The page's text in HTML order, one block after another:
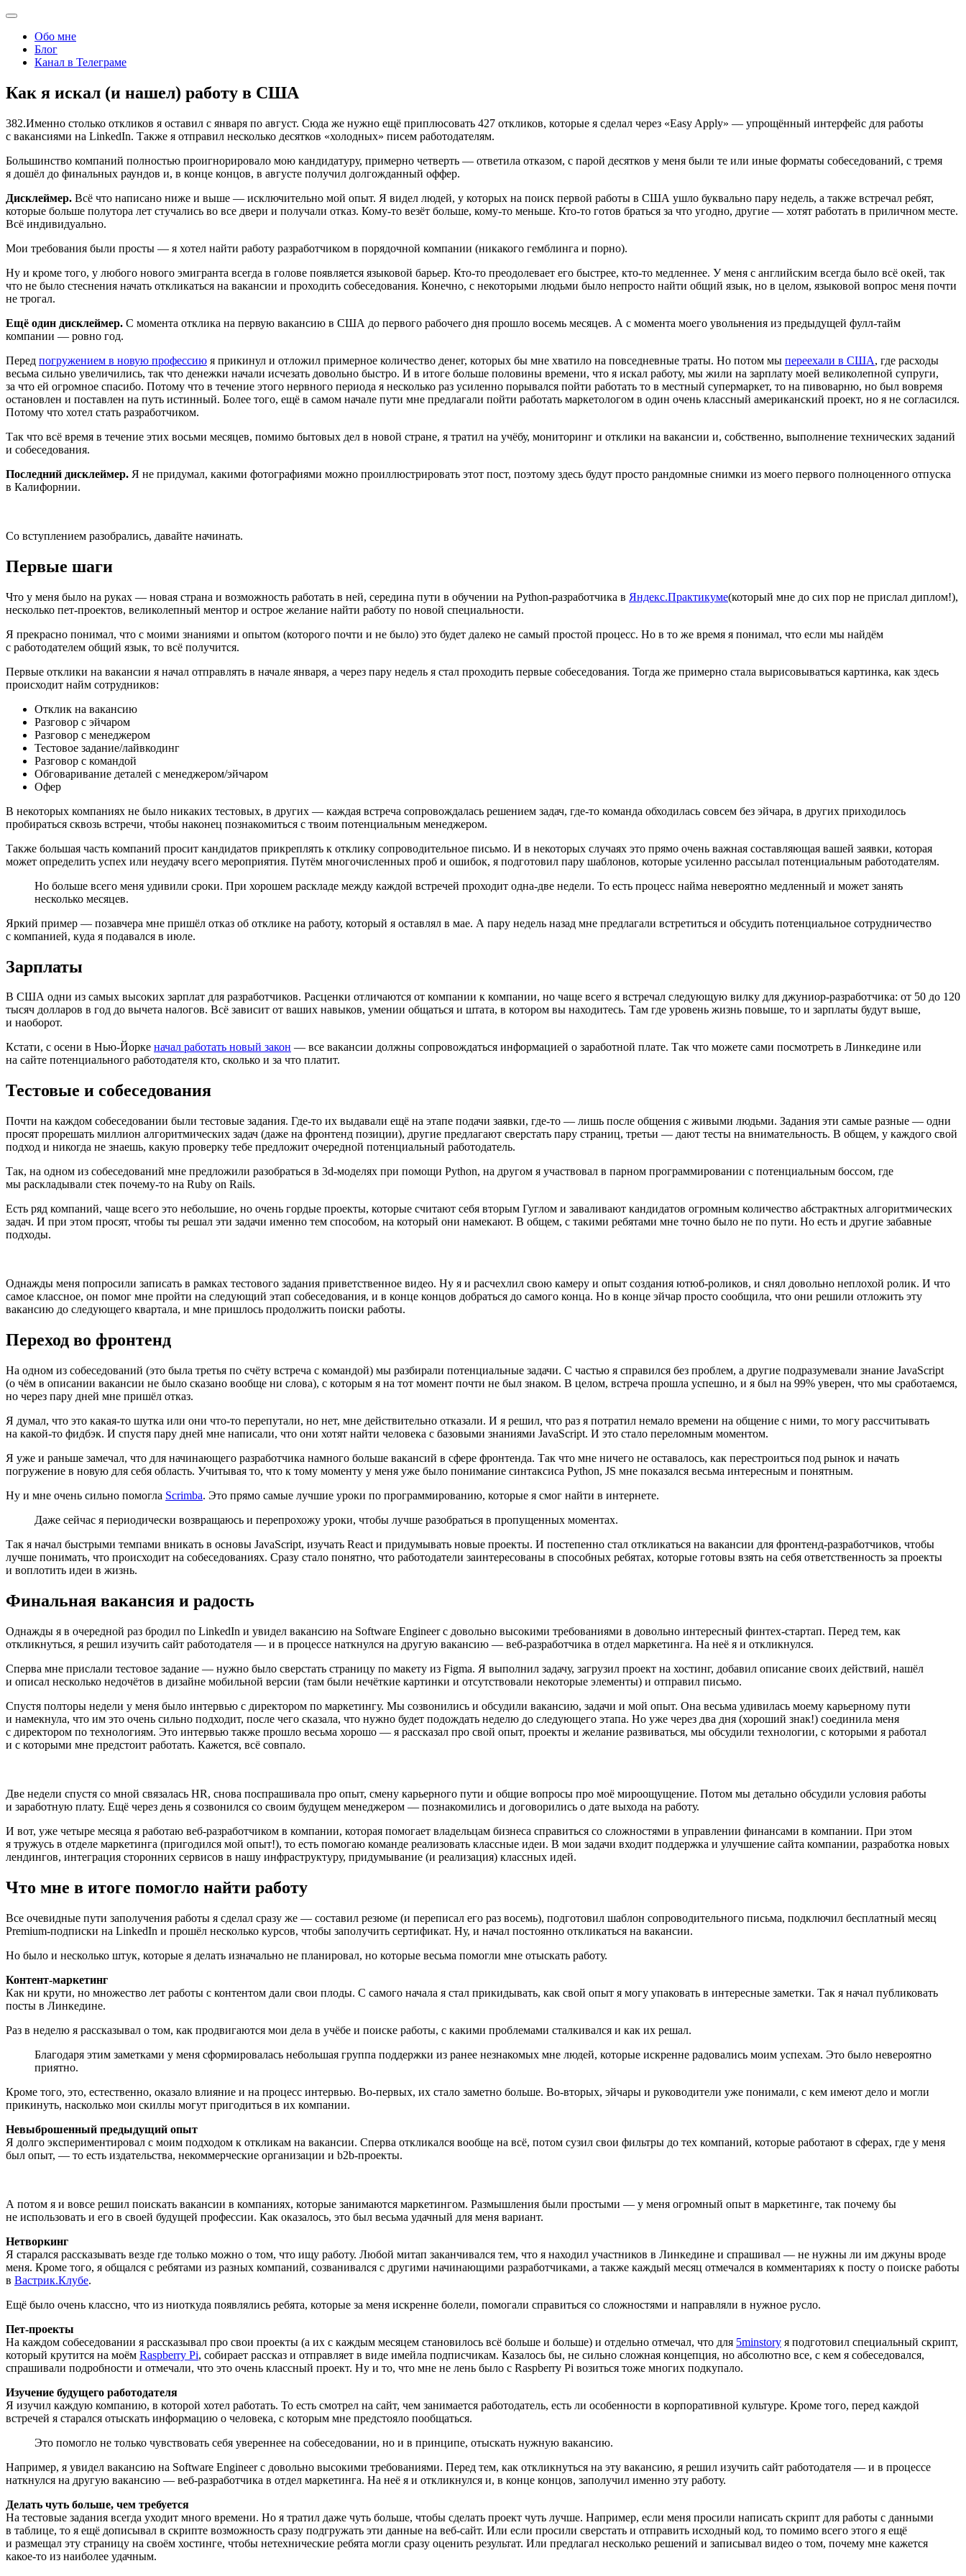
Обо мне
Блог
Канал в Телеграме
Как я искал (и нашел) работу в США
382.Именно столько откликов я оставил с января по август. Сюда же нужно ещё приплюсовать 427 откликов, которые я сделал через «Easy Apply» — упрощённый интерфейс для работы
с вакансиями на LinkedIn. Также я отправил несколько десятков «холодных» писем работодателям.
Большинство компаний полностью проигнорировало мою кандидатуру, примерно четверть — ответила отказом, с парой десятков у меня были те или иные форматы собеседований, с тремя
я дошёл до финальных раундов и, в конце концов, в августе получил долгожданный оффер.
Дисклеймер. Всё что написано ниже и выше — исключительно мой опыт. Я видел людей, у которых на поиск первой работы в США ушло буквально пару недель, а также встречал ребят,
которые больше полутора лет стучались во все двери и получали отказ. Кому-то везёт больше, кому-то меньше. Кто-то готов браться за что угодно, другие — хотят работать в приличном месте.
Всё индивидуально.
Мои требования были просты — я хотел найти работу разработчиком в порядочной компании (никакого гемблинга и порно).
Ну и кроме того, у любого нового эмигранта всегда в голове появляется языковой барьер. Кто-то преодолевает его быстрее, кто-то медленнее. У меня с английским всегда было всё окей, так
что не было стеснения начать откликаться на вакансии и проходить собеседования. Конечно, с некоторыми людьми было непросто найти общий язык, но в целом, языковой вопрос меня почти
не трогал.
Ещё один дисклеймер. С момента отклика на первую вакансию в США до первого рабочего дня прошло восемь месяцев. А с момента моего увольнения из предыдущей фулл-тайм
компании — ровно год.
Перед погружением в новую профессию я прикинул и отложил примерное количество денег, которых бы мне хватило на повседневные траты. Но потом мы переехали в США, где расходы
весьма сильно увеличились, так что денежки начали исчезать довольно быстро. И в итоге больше половины времени, что я искал работу, мы жили на зарплату моей великолепной супруги,
за что ей огромное спасибо. Потому что в течение этого нервного периода я несколько раз усиленно порывался пойти работать то в местный супермаркет, то на пивоварню, но был вовремя
остановлен и поставлен на путь истинный. Более того, ещё в самом начале пути мне предлагали пойти работать маркетологом в один очень классный американский проект, но я не согласился.
Потому что хотел стать разработчиком.
Так что всё время в течение этих восьми месяцев, помимо бытовых дел в новой стране, я тратил на учёбу, мониторинг и отклики на вакансии и, собственно, выполнение технических заданий
и собеседования.
Последний дисклеймер. Я не придумал, какими фотографиями можно проиллюстрировать этот пост, поэтому здесь будут просто рандомные снимки из моего первого полноценного отпуска
в Калифорнии.
Со вступлением разобрались, давайте начинать.
Первые шаги
Что у меня было на руках — новая страна и возможность работать в ней, середина пути в обучении на Python-разработчика в Яндекс.Практикуме(который мне до сих пор не прислал диплом!),
несколько пет-проектов, великолепный ментор и острое желание найти работу по новой специальности.
Я прекрасно понимал, что с моими знаниями и опытом (которого почти и не было) это будет далеко не самый простой процесс. Но в то же время я понимал, что если мы найдём
с работодателем общий язык, то всё получится.
Первые отклики на вакансии я начал отправлять в начале января, а через пару недель я стал проходить первые собеседования. Тогда же примерно стала вырисовываться картинка, как здесь
происходит найм сотрудников:
Отклик на вакансию
Разговор с эйчаром
Разговор с менеджером
Тестовое задание/лайвкодинг
Разговор с командой
Обговаривание деталей с менеджером/эйчаром
Офер
В некоторых компаниях не было никаких тестовых, в других — каждая встреча сопровождалась решением задач, где-то команда обходилась совсем без эйчара, в других приходилось
пробираться сквозь встречи, чтобы наконец познакомиться с твоим потенциальным менеджером.
Также большая часть компаний просит кандидатов прикреплять к отклику сопроводительное письмо. И в некоторых случаях это прямо очень важная составляющая вашей заявки, которая
может определить успех или неудачу всего мероприятия. Путём многочисленных проб и ошибок, я подготовил пару шаблонов, которые усиленно рассылал потенциальным работодателям.
Но больше всего меня удивили сроки. При хорошем раскладе между каждой встречей проходит одна-две недели. То есть процесс найма невероятно медленный и может занять
несколько месяцев.
Яркий пример — позавчера мне пришёл отказ об отклике на работу, который я оставлял в мае. А пару недель назад мне предлагали встретиться и обсудить потенциальное сотрудничество
с компанией, куда я подавался в июле.
Зарплаты
В США одни из самых высоких зарплат для разработчиков. Расценки отличаются от компании к компании, но чаще всего я встречал следующую вилку для джуниор-разработчика: от 50 до 120
тысяч долларов в год до вычета налогов. Всё зависит от ваших навыков, умении общаться и штата, в котором вы находитесь. Там где уровень жизнь повыше, то и зарплаты будут выше,
и наоборот.
Кстати, с осени в Нью-Йорке начал работать новый закон — все вакансии должны сопровождаться информацией о заработной плате. Так что можете сами посмотреть в Линкедине или
на сайте потенциального работодателя кто, сколько и за что платит.
Тестовые и собеседования
Почти на каждом собеседовании были тестовые задания. Где-то их выдавали ещё на этапе подачи заявки, где-то — лишь после общения с живыми людьми. Задания эти самые разные — одни
просят прорешать миллион алгоритмических задач (даже на фронтенд позиции), другие предлагают сверстать пару страниц, третьи — дают тесты на внимательность. В общем, у каждого свой
подход и никогда не знаешь, какую проверку тебе предложит очередной потенциальный работодатель.
Так, на одном из собеседований мне предложили разобраться в 3d-моделях при помощи Python, на другом я участвовал в парном программировании с потенциальным боссом, где
мы раскладывали стек почему-то на Ruby on Rails.
Есть ряд компаний, чаще всего это небольшие, но очень гордые проекты, которые считают себя вторым Гуглом и заваливают кандидатов огромным количество абстрактных алгоритмических
задач. И при этом просят, чтобы ты решал эти задачи именно тем способом, на который они намекают. В общем, с такими ребятами мне точно было не по пути. Но есть и другие забавные
подходы.
Однажды меня попросили записать в рамках тестового задания приветственное видео. Ну я и расчехлил свою камеру и опыт создания ютюб-роликов, и снял довольно неплохой ролик. И что
самое классное, он помог мне пройти на следующий этап собеседования, и в конце концов добраться до самого конца. Но в конце эйчар просто сообщила, что они решили отложить эту
вакансию до следующего квартала, и мне пришлось продолжить поиски работы.
Переход во фронтенд
На одном из собеседований (это была третья по счёту встреча с командой) мы разбирали потенциальные задачи. С частью я справился без проблем, а другие подразумевали знание JavaScript
(о чём в описании вакансии не было сказано вообще ни слова), с которым я на тот момент почти не был знаком. В целом, встреча прошла успешно, и я был на 99% уверен, что мы сработаемся,
но через пару дней мне пришёл отказ.
Я думал, что это какая-то шутка или они что-то перепутали, но нет, мне действительно отказали. И я решил, что раз я потратил немало времени на общение с ними, то могу рассчитывать
на какой-то фидбэк. И спустя пару дней мне написали, что они хотят найти человека с базовыми знаниями JavaScript. И это стало переломным моментом.
Я уже и раньше замечал, что для начинающего разработчика намного больше вакансий в сфере фронтенда. Так что мне ничего не оставалось, как перестроиться под рынок и начать
погружение в новую для себя область. Учитывая то, что к тому моменту у меня уже было понимание синтаксиса Python, JS мне показался весьма интересным и понятным.
Ну и мне очень сильно помогла Scrimba. Это прямо самые лучшие уроки по программированию, которые я смог найти в интернете.
Даже сейчас я периодически возвращаюсь и перепрохожу уроки, чтобы лучше разобраться в пропущенных моментах.
Так я начал быстрыми темпами вникать в основы JavaScript, изучать React и придумывать новые проекты. И постепенно стал откликаться на вакансии для фронтенд-разработчиков, чтобы
лучше понимать, что происходит на собеседованиях. Сразу стало понятно, что работодатели заинтересованы в способных ребятах, которые готовы взять на себя ответственность за проекты
и воплотить идеи в жизнь.
Финальная вакансия и радость
Однажды я в очередной раз бродил по LinkedIn и увидел вакансию на Software Engineer с довольно высокими требованиями в довольно интересный финтех-стартап. Перед тем, как
откликнуться, я решил изучить сайт работодателя — и в процессе наткнулся на другую вакансию — веб-разработчика в отдел маркетинга. На неё я и откликнулся.
Сперва мне прислали тестовое задание — нужно было сверстать страницу по макету из Figma. Я выполнил задачу, загрузил проект на хостинг, добавил описание своих действий, нашёл
и описал несколько недочётов в дизайне мобильной версии (там были нечёткие картинки и отсутствовали некоторые элементы) и отправил письмо.
Спустя полторы недели у меня было интервью с директором по маркетингу. Мы созвонились и обсудили вакансию, задачи и мой опыт. Она весьма удивилась моему карьерному пути
и намекнула, что им это очень сильно подходит, после чего сказала, что нужно будет подождать неделю до следующего этапа. Но уже через два дня (хороший знак!) соединила меня
с директором по технологиям. Это интервью также прошло весьма хорошо — я рассказал про свой опыт, проекты и желание развиваться, мы обсудили технологии, с которыми я работал
и с которыми мне предстоит работать. Кажется, всё совпало.
Две недели спустя со мной связалась HR, снова поспрашивала про опыт, смену карьерного пути и общие вопросы про моё мироощущение. Потом мы детально обсудили условия работы
и заработную плату. Ещё через день я созвонился со своим будущем менеджером — познакомились и договорились о дате выхода на работу.
И вот, уже четыре месяца я работаю веб-разработчиком в компании, которая помогает владельцам бизнеса справиться со сложностями в управлении финансами в компании. При этом
я тружусь в отделе маркетинга (пригодился мой опыт!), то есть помогаю команде реализовать классные идеи. В мои задачи входит поддержка и улучшение сайта компании, разработка новых
лендингов, интеграция сторонних сервисов в нашу инфраструктуру, придумывание (и реализация) классных идей.
Что мне в итоге помогло найти работу
Все очевидные пути заполучения работы я сделал сразу же — составил резюме (и переписал его раз восемь), подготовил шаблон сопроводительного письма, подключил бесплатный месяц
Premium-подписки на LinkedIn и прошёл несколько курсов, чтобы заполучить сертификат. Ну, и начал постоянно откликаться на вакансии.
Но было и несколько штук, которые я делать изначально не планировал, но которые весьма помогли мне отыскать работу.
Контент-маркетинг
Как ни крути, но множество лет работы с контентом дали свои плоды. С самого начала я стал прикидывать, как свой опыт я могу упаковать в интересные заметки. Так я начал публиковать
посты в Линкедине.
Раз в неделю я рассказывал о том, как продвигаются мои дела в учёбе и поиске работы, с какими проблемами сталкивался и как их решал.
Благодаря этим заметками у меня сформировалась небольшая группа поддержки из ранее незнакомых мне людей, которые искренне радовались моим успехам. Это было невероятно
приятно.
Кроме того, это, естественно, оказало влияние и на процесс интервью. Во-первых, их стало заметно больше. Во-вторых, эйчары и руководители уже понимали, с кем имеют дело и могли
прикинуть, насколько мои скиллы могут пригодиться в их компании.
Невыброшенный предыдущий опыт
Я долго экспериментировал с моим подходом к откликам на вакансии. Сперва откликался вообще на всё, потом сузил свои фильтры до тех компаний, которые работают в сферах, где у меня
был опыт, — то есть издательства, некоммерческие организации и b2b-проекты.
А потом я и вовсе решил поискать вакансии в компаниях, которые занимаются маркетингом. Размышления были простыми — у меня огромный опыт в маркетинге, так почему бы
не использовать и его в своей будущей профессии. Как оказалось, это был весьма удачный для меня вариант.
Нетворкинг
Я старался рассказывать везде где только можно о том, что ищу работу. Любой митап заканчивался тем, что я находил участников в Линкедине и спрашивал — не нужны ли им джуны вроде
меня. Кроме того, я общался с ребятами из разных компаний, созванивался с другими начинающими разработчиками, а также каждый месяц отмечался в комментариях к посту о поиске работы
в Вастрик.Клубе.
Ещё было очень классно, что из ниоткуда появлялись ребята, которые за меня искренне болели, помогали справиться со сложностями и направляли в нужное русло.
Пет-проекты
На каждом собеседовании я рассказывал про свои проекты (а их с каждым месяцем становилось всё больше и больше) и отдельно отмечал, что для 5minstory я подготовил специальный скрипт,
который крутится на моём Raspberry Pi, собирает рассказ и отправляет в виде имейла подписчикам. Казалось бы, не сильно сложная концепция, но абсолютно все, с кем я собеседовался,
спрашивали подробности и отмечали, что это очень классный проект. Ну и то, что мне не лень было с Raspberry Pi возиться тоже многих подкупало.
Изучение будущего работодателя
Я изучил каждую компанию, в которой хотел работать. То есть смотрел на сайт, чем занимается работодатель, есть ли особенности в корпоративной культуре. Кроме того, перед каждой
встречей я старался отыскать информацию о человека, с которым мне предстояло пообщаться.
Это помогло не только чувствовать себя увереннее на собеседовании, но и в принципе, отыскать нужную вакансию.
Например, я увидел вакансию на Software Engineer с довольно высокими требованиями. Перед тем, как откликнуться на эту вакансию, я решил изучить сайт работодателя — и в процессе
наткнулся на другую вакансию — веб-разработчика в отдел маркетинга. На неё я и откликнулся и, в конце концов, заполучил именно эту работу.
Делать чуть больше, чем требуется
На тестовые задания всегда уходит много времени. Но я тратил даже чуть больше, чтобы сделать проект чуть лучше. Например, если меня просили написать скрипт для работы с данными
в таблице, то я ещё дописывал в скрипте возможность сразу подгружать эти данные на веб-сайт. Или если просили сверстать и отправить исходный код, то помимо всего этого я ещё
и размещал эту страницу на своём хостинге, чтобы нетехнические ребята могли сразу оценить результат. Или предлагал несколько решений и записывал видео о том, почему мне кажется
какое-то из наиболее удачным.